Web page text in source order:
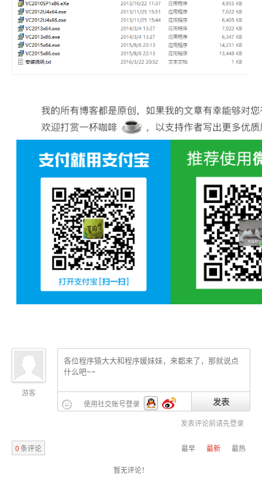
游客
使用社交账号登录
发表
发表评论前请先登录
0条评论 最早 最新 最热
暂无评论！